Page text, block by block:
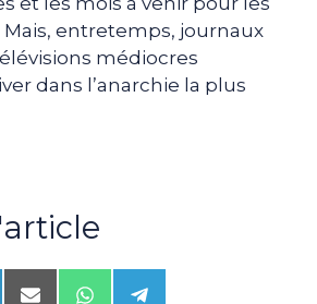
entretemps, journaux
médiocres
dans l’anarchie la plus